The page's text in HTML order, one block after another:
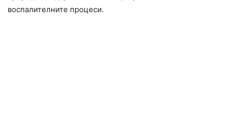
воспалителните процеси.